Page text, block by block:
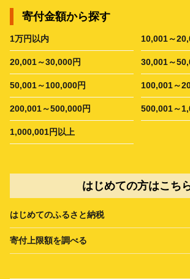
寄付金額から探す
1万円以内 10,001～
20,001～30,000円 30,001～
50,001～100,000円 100,001～
200,001～500,000円 500,001～
1,000,001円以上
はじめての方はこち
はじめてのふるさと納税
寄付上限額を調べる